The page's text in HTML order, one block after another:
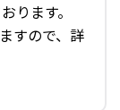
ります。
すので、詳